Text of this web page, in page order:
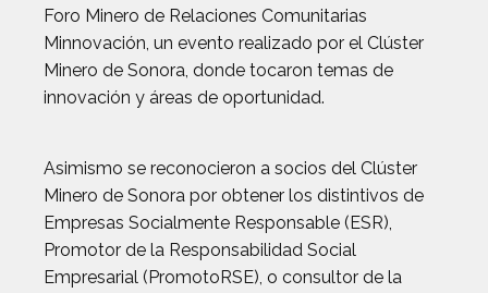
Foro Minero de Relaciones Comunitarias
Minnovación, un evento realizado por el Clúster
Minero de Sonora, donde tocaron temas de
innovación y áreas de oportunidad.
Asimismo se reconocieron a socios del Clúster
Minero de Sonora por obtener los distintivos de
Empresas Socialmente Responsable (ESR),
Promotor de la Responsabilidad Social
Empresarial (PromotoRSE), o consultor de la